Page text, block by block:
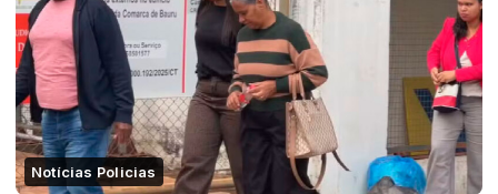
Notícias Policias